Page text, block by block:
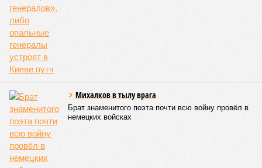
как местность там довольно низменная, и потоп просто не
встречал препятствий на своём пути, уничтожая деревни и
целые города. Водой залило 130 тыс. квадратных
километров (а это больше территорий Оренбургской или
Кировской областей), 2 млн человек остались без крова,
ещё столько же погибли в результате спровоцированной
Третье место по кровожадности в рейтинге стихийных
бедствий занимает смертоносный циклон Бхола 1970 года,
ставший самым мощным среди себе подобных за всю
историю наблюдений. Он поразил территории современной
Бангладеш, тогда называвшейся Восточным Пакистаном, и
индийского штата Западная Бенгалия. Шторма унесли